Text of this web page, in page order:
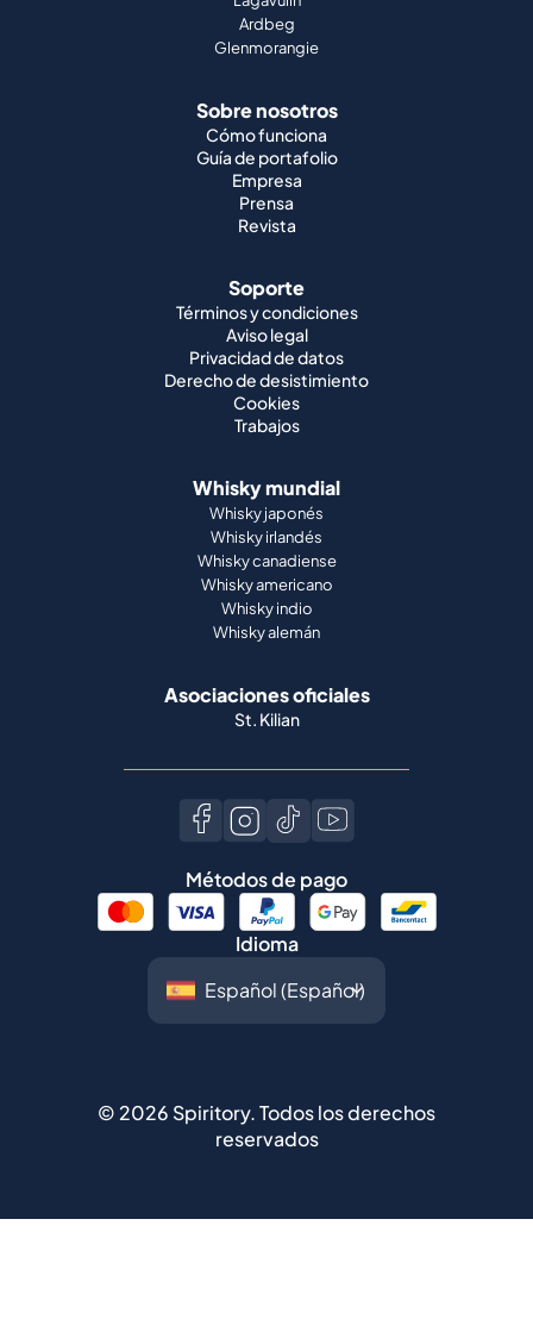
Ardbeg
Glenmorangie
Sobre nosotros
Cómo funciona
Guía de portafolio
Empresa
Prensa
Revista
Soporte
Términos y condiciones
Aviso legal
Privacidad de datos
Derecho de desistimiento
Cookies
Trabajos
Whisky mundial
Whisky japonés
Whisky irlandés
Whisky canadiense
Whisky americano
Whisky indio
Whisky alemán
Asociaciones oficiales
St. Kilian
Métodos de pago
Idioma
© 2026 Spiritory.Todos los derechos
reservados